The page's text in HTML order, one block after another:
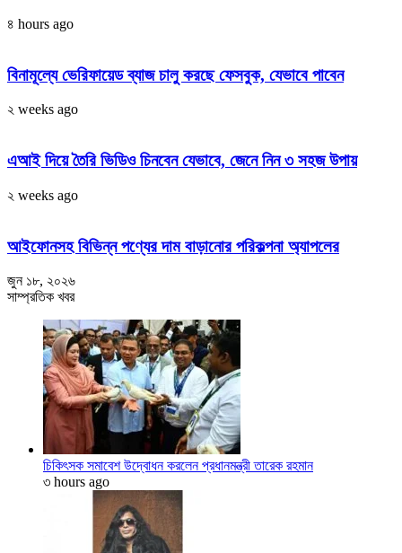
৪ hours ago
বিনামূল্যে ভেরিফায়েড ব্যাজ চালু করছে ফেসবুক, যেভাবে পাবেন
২ weeks ago
এআই দিয়ে তৈরি ভিডিও চিনবেন যেভাবে, জেনে নিন ৩ সহজ উপায়
২ weeks ago
আইফোনসহ বিভিন্ন পণ্যের দাম বাড়ানোর পরিকল্পনা অ্যাপলের
জুন ১৮, ২০২৬
সাম্প্রতিক খবর
চিকিৎসক সমাবেশ উদ্বোধন করলেন প্রধানমন্ত্রী তারেক রহমান
৩ hours ago